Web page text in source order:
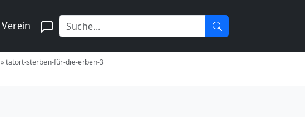
Verein
»tatort-sterben-für-die-erben-3